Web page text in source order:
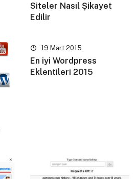
Siteler Nasıl Şikayet
Edilir
19 Mart 2015
En iyi Wordpress
Eklentileri 2015